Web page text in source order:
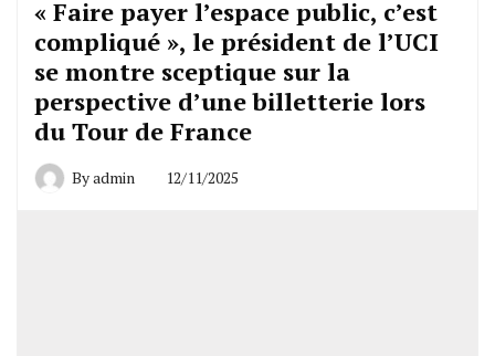
« Faire payer l’espace public, c’est
compliqué », le président de l’UCI
se montre sceptique sur la
perspective d’une billetterie lors
du Tour de France
Byadmin 12/11/2025